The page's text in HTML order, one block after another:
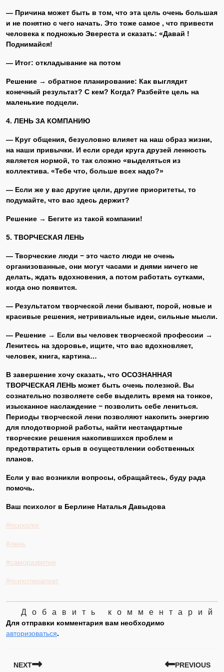
— Причина может быть в том, что эта цель очень большая
и не понятно с чего начать. Это тоже самое , что привести
человека к подножью Эвереста и сказать: «Давай !
Поднимайся!
— Итог: откладывание на потом
Решение → обратное планирование: Как выглядит
конечный результат? С кем? Когда? Разбейте цель на
маленькие подцели.
4. ЛЕНЬ ЗА КОМПАНИЮ
— Круг общения, безусловно влияет на наш образ жизни,
на наши привычки. И если среди круга друзей ленность
является нормой, то так сложно «выделяться из
коллектива. «Тебе что, больше всех надо?»
— Если же у вас другие цели, другие приоритеты, то
подумайте, что вас здесь держит?
Решение → Бегите из такой компании!
5. ТВОРЧЕСКАЯ ЛЕНЬ
— Творческие люди − это часто люди не очень
организованные, они могут часами и днями ничего не
делать, ждать вдохновения, а потом работать сутками,
когда оно появится.
— Результатом творческой лени бывают, порой, новые и
красивые решения, нетривиальные идеи, сильные мысли.
— Решение → Если вы человек творческой профессии →
Ленитесь на здоровье, ищите, что вас вдохновляет,
человек, книга, картина…
В завершение хочу сказать, что ОСОЗНАННАЯ
ТВОРЧЕСКАЯ ЛЕНЬ может быть очень полезной. Вы
сознательно позволяете себе выделить время на тонкое,
изысканное наслаждение − позволить себе лениться.
Периоды творческой лени позволяют накопить энергию
для плодотворной работы, найти нестандартные
творческие решения накопившихся проблем и
предотвратить срыв в осуществлении собственных
планов.
Если у вас возникли вопросы, обращайтесь, буду рада
помочь.
Ваш психолог в Берлине Наталья Давыдова
#психолог
#лень
#саморазвитие
#психотерапевт
Добавить комментарий
Для отправки комментария вам необходимо
авторизоваться.
PREVIOUS
NEXT